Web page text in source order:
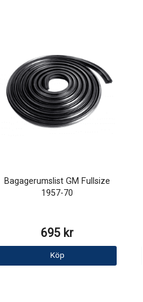
Bagagerumslist GM Fullsize
1957-70
695 kr
Köp